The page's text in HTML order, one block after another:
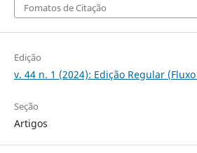
Fomatos de Citação
Edição
v. 44 n. 1 (2024): Edição Regular
Seção
Artigos